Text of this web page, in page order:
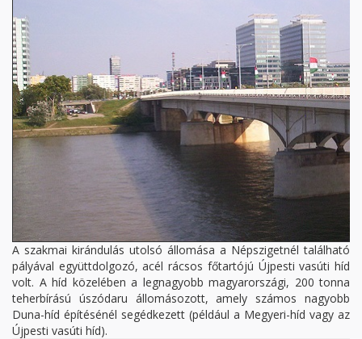
A szakmai kirándulás utolsó állomása a Népszigetnél található
pályával együttdolgozó, acél rácsos főtartójú Újpesti vasúti híd
volt. A híd közelében a legnagyobb magyarországi, 200 tonna
teherbírású úszódaru állomásozott, amely számos nagyobb
Duna-híd építésénél segédkezett (például a Megyeri-híd vagy az
Újpesti vasúti híd).